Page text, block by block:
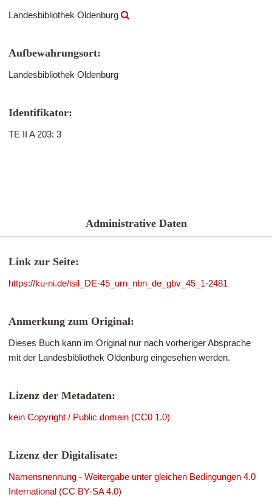
Landesbibliothek Oldenburg
Aufbewahrungsort:
Landesbibliothek Oldenburg
Identifikator:
TE II A 203: 3
Administrative Daten
Link zur Seite:
https://ku-ni.de/isil_DE-45_urn_nbn_de_gbv_45_1-2481
Anmerkung zum Original:
Dieses Buch kann im Original nur nach vorheriger Absprache
mit der Landesbibliothek Oldenburg eingesehen werden.
Lizenz der Metadaten:
kein Copyright / Public domain (CC0 1.0)
Lizenz der Digitalisate:
Namensnennung - Weitergabe unter gleichen Bedingungen 4.0
International (CC BY-SA 4.0)